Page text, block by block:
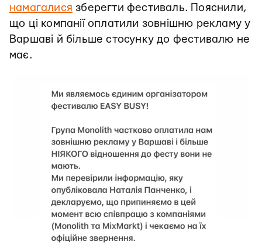
намагалися зберегти фестиваль. Пояснили,
що ці компанії оплатили зовнішню рекламу у
Варшаві й більше стосунку до фестивалю не
має.